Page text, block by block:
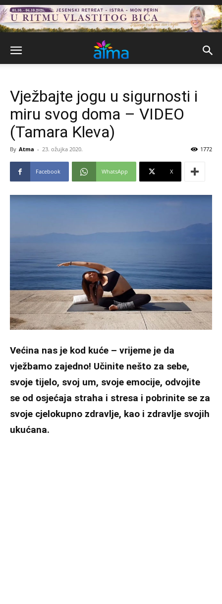
Vježbajte jogu u sigurnosti i
miru svog doma – VIDEO
(Tamara Kleva)
By Atma - 23. ožujka 2020. 1772
Facebook WhatsApp X
Većina nas je kod kuće – vrijeme je da
vježbamo zajedno! Učinite nešto za sebe,
svoje tijelo, svoj um, svoje emocije, odvojite
se od osjećaja straha i stresa i pobrinite se za
svoje cjelokupno zdravlje, kao i zdravlje svojih
ukućana.